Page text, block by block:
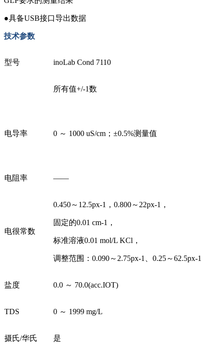
●具备USB接口导出数据
技术参数
型号 inoLab Cond 7110
所有值+/-1数
电导率 0 ～ 1000 uS/cm；±0.5%测量值
电阻率 ——
电很常数
0.450～12.5px-1，0.800～22px-1，
固定的0.01 cm-1，
标准溶液0.01 mol/L KCl，
调整范围：0.090～2.75px-1、0.25～62.5px-1
盐度 0.0 ～ 70.0(acc.IOT)
TDS 0 ～ 1999 mg/L
摄氏/华氏 是